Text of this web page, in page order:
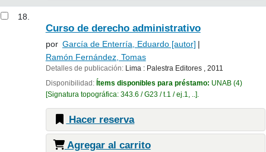
18.
Curso de derecho administrativo
por García de Enterría, Eduardo[autor]
Ramón Fernández, Tomas
Detalles de publicación: Lima : Palestra Editores , 2011
Disponibilidad: Ítems disponibles para préstamo: UNAB(4)
Signatura topográfica: 343.6 / G23 / t.1 / ej.1, .. .
Hacer reserva
Agregar al carrito